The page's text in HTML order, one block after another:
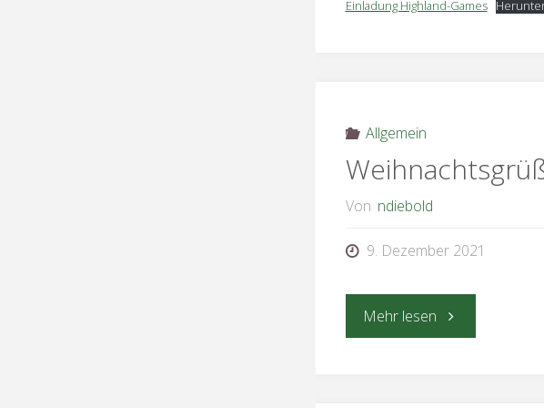
Einladung Highland-Games
Allgemein
Von ndiebold
9. Dezember 2021
Mehr lesen"Weihnachtsgrüße